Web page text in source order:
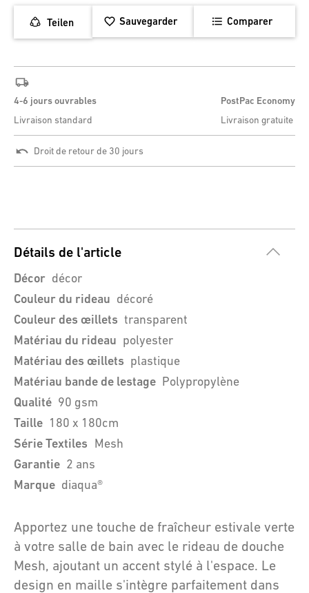
Teilen Sauvegarder Comparer
4-6 jours ouvrables
Livraison standard
PostPac Economy
Livraison gratuite
Droit de retour de 30 jours
Détails de l'article
Décor décor
Couleur du rideau décoré
Couleur des œillets transparent
Matériau du rideau polyester
Matériau des œillets plastique
Matériau bande de lestage Polypropylène
Qualité 90 gsm
Taille 180 x 180cm
Série Textiles Mesh
Garantie 2 ans
Marque diaqua®
Apportez une touche de fraîcheur estivale verte
à votre salle de bain avec le rideau de douche
Mesh, ajoutant un accent stylé à l'espace. Le
design en maille s'intègre parfaitement dans